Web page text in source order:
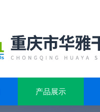
产品展示